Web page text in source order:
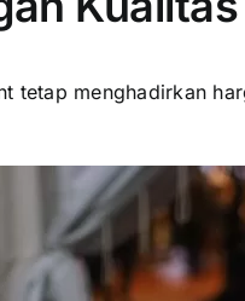
tetap menghadirkan